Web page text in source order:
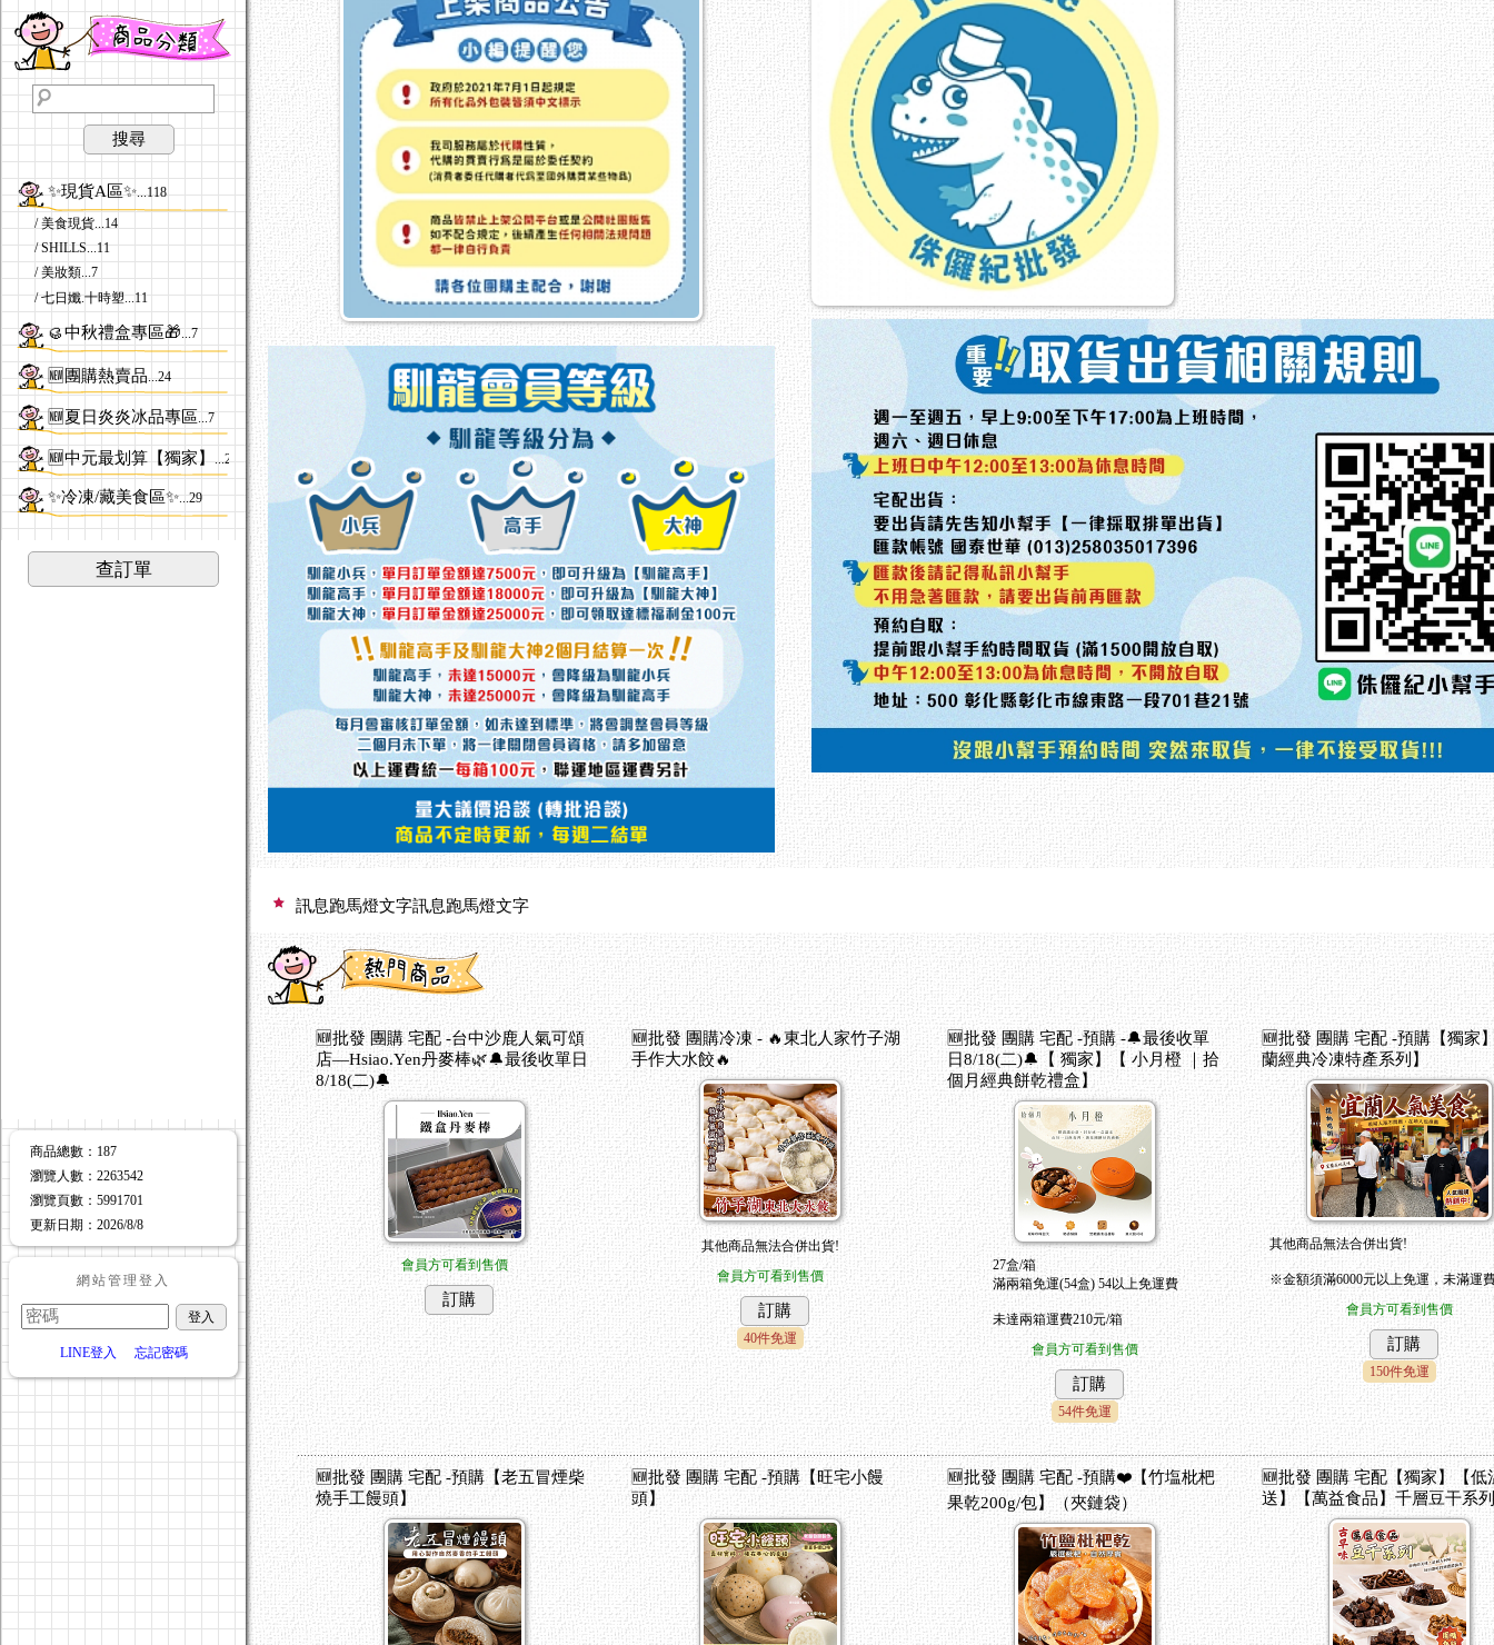
搜尋
✨現貨A區✨...118
/ 美食現貨...14
/ SHILLS...11
/ 美妝類...7
/ 七日孅.十時塑...11
🥮中秋禮盒專區🎁...7
🆕團購熱賣品...24
🆕夏日炎炎冰品專區...7
🆕中元最划算【獨家】...2
✨冷凍/藏美食區✨...29
查訂單
商品總數 ：187
瀏覽人數 ： 2263542
瀏覽頁數 ： 5991701
更新日期 ：2026/8/8
網站管理登入
LINE登入 忘記密碼
訊息跑馬燈文字訊息跑馬燈文字
訊息跑馬燈文字訊息跑馬燈文字
訊息跑馬燈文字訊息跑馬燈文字
訊息跑馬燈文字訊息跑馬燈文字
訊息跑馬燈文字訊息跑馬燈文字
訊息跑馬燈文字訊息跑馬燈文字
訊息跑馬燈文字訊息跑馬燈文字
訊息跑馬燈文字訊息跑馬燈文字
訊息跑馬燈文字訊息跑馬燈文字
訊息跑馬燈文字訊息跑馬燈文字
訊息跑馬燈文字訊息跑馬燈文字
訊息跑馬燈文字訊息跑馬燈文字
訊息跑馬燈文字訊息跑馬燈文字
訊息跑馬燈文字訊息跑馬燈文字
訊息跑馬燈文字訊息跑馬燈文字
訊息跑馬燈文字訊息跑馬燈文字
訊息跑馬燈文字訊息跑馬燈文字
訊息跑馬燈文字訊息跑馬燈文字
訊息跑馬燈文字訊息跑馬燈文字
訊息跑馬燈文字訊息跑馬燈文字
訊息跑馬燈文字訊息跑馬燈文字
訊息跑馬燈文字訊息跑馬燈文字
訊息跑馬燈文字訊息跑馬燈文字
訊息跑馬燈文字訊息跑馬燈文字
訊息跑馬燈文字訊息跑馬燈文字
訊息跑馬燈文字訊息跑馬燈文字
訊息跑馬燈文字訊息跑馬燈文字
訊息跑馬燈文字訊息跑馬燈文字
訊息跑馬燈文字訊息跑馬燈文字
訊息跑馬燈文字訊息跑馬燈文字
🆕批發 團購 宅配 -台中沙鹿人氣可頌
店—Hsiao.Yen丹麥棒🌿🔔最後收單日
8/18(二)🔔
會員方可看到售價
訂購
🆕批發 團購冷凍 - 🔥東北人家竹子湖
手作大水餃🔥
其他商品無法合併出貨!
會員方可看到售價
訂購
40件免運
🆕批發 團購 宅配 -預購 -🔔最後收單
日8/18(二)🔔【 獨家】【 小月橙 ｜拾
個月經典餅乾禮盒】
27盒/箱
滿兩箱免運(54盒) 54以上免運費
未達兩箱運費210元/箱
會員方可看到售價
訂購
54件免運
🆕批發 團購 宅配 -預購【獨家
蘭經典冷凍特產系列】
其他商品無法合併出貨!
※金額須滿6000元以上免運，未滿運
會員方可看到售價
訂購
150件免運
🆕批發 團購 宅配 -預購【老五冒煙柴
燒手工饅頭】
🆕批發 團購 宅配 -預購【旺宅小饅
頭】
🆕批發 團購 宅配 -預購❤️【竹塩枇杷
果乾200g/包】（夾鏈袋）
🆕批發 團購 宅配【獨家】【低
送】【萬益食品】千層豆干系